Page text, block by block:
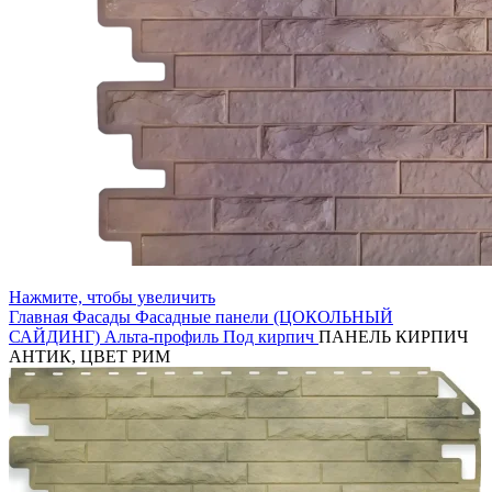
Нажмите, чтобы увеличить
Главная Фасады Фасадные панели (ЦОКОЛЬНЫЙ
САЙДИНГ) Альта-профиль Под кирпич ПАНЕЛЬ КИРПИЧ
АНТИК, ЦВЕТ РИМ